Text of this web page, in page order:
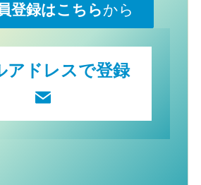
登録はこちらから
アドレスで登録